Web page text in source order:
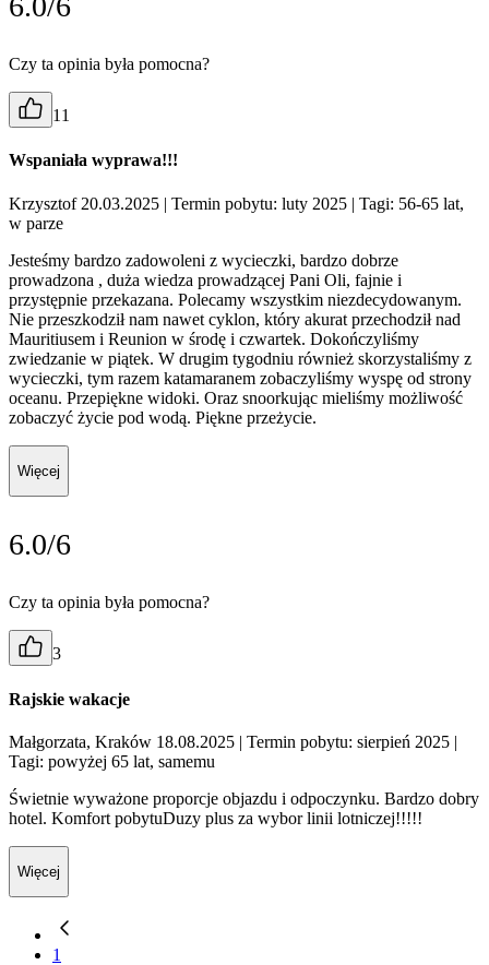
Czy ta opinia była pomocna?
11
Wspaniała wyprawa!!!
Krzysztof 20.03.2025 | Termin pobytu: luty 2025 | Tagi: 56-65 lat,
w parze
Jesteśmy bardzo zadowoleni z wycieczki, bardzo dobrze
prowadzona , duża wiedza prowadzącej Pani Oli, fajnie i
przystępnie przekazana. Polecamy wszystkim niezdecydowanym.
Nie przeszkodził nam nawet cyklon, który akurat przechodził nad
Mauritiusem i Reunion w środę i czwartek. Dokończyliśmy
zwiedzanie w piątek. W drugim tygodniu również skorzystaliśmy z
wycieczki, tym razem katamaranem zobaczyliśmy wyspę od strony
oceanu. Przepiękne widoki. Oraz snoorkując mieliśmy możliwość
zobaczyć życie pod wodą. Piękne przeżycie.
Więcej
6.0/6
Czy ta opinia była pomocna?
3
Rajskie wakacje
Małgorzata, Kraków 18.08.2025 | Termin pobytu: sierpień 2025 |
Tagi: powyżej 65 lat, samemu
Świetnie wyważone proporcje objazdu i odpoczynku. Bardzo dobry
hotel. Komfort pobytuDuzy plus za wybor linii lotniczej!!!!!
Więcej
1